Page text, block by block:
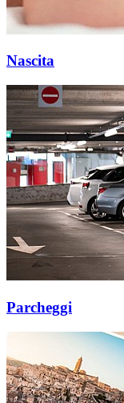
Nascita
Parcheggi